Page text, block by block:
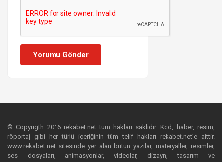
Yorumu Gönder
© Copyrigth 2016 rekabet.net tüm hakları saklıdır. Kod, haber, resim,
röportaj gibi her türlü içeriğinin tüm telif hakları rekabet.net’e aittir.
www.rekabet.net sitesinde yer alan bütün yazılar, materyaller, resimler,
ses dosyaları, animasyonlar, videolar, dizayn, tasarım ve